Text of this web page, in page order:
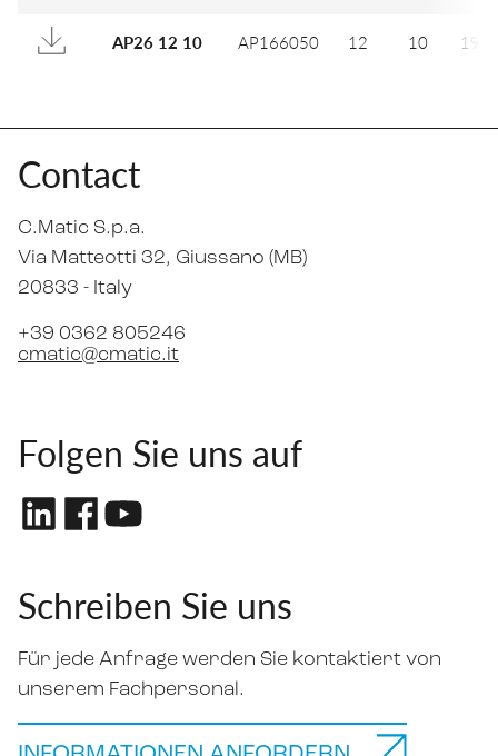
AP26 12 10 AP166050 12 10 19
Contact
C.Matic S.p.a.
Via Matteotti 32, Giussano (MB)
20833 - Italy
+39 0362 805246
cmatic@cmatic.it
Folgen Sie uns auf
Schreiben Sie uns
Für jede Anfrage werden Sie kontaktiert von
unserem Fachpersonal.